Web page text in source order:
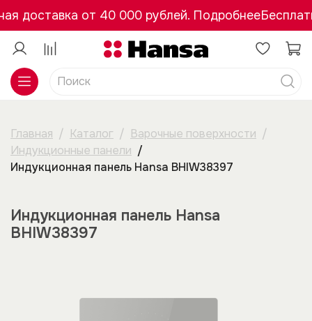
доставка от 40 000 рублей. Подробнее
Главная Каталог
Варочные поверхности
Индукционные панели
Индукционная панель Hansa BHIW38397
Индукционная панель Hansa
BHIW38397